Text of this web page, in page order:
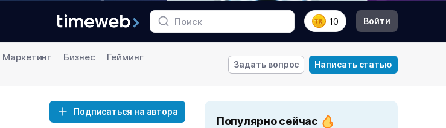
10 Войти
Маркетинг Бизнес
Гейминг
Задать вопрос Написать статью
Подписаться на автора
Популярно сейчас